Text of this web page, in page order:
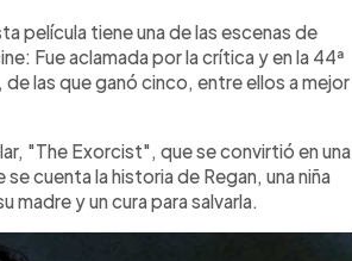
película tiene una de las escenas de
Fue aclamada por la crítica y en la 44ª
las que ganó cinco, entre ellos a mejor
"The Exorcist", que se convirtió en una
cuenta la historia de Regan, una niña
madre y un cura para salvarla.